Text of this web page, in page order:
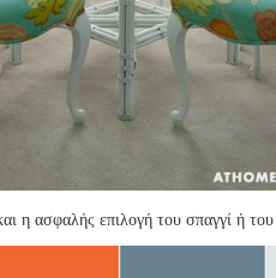
η ασφαλής επιλογή του σπαγγί ή